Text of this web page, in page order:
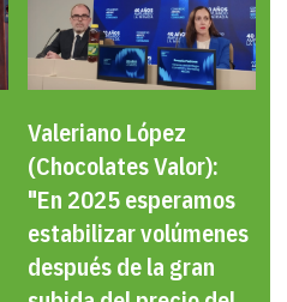
Valeriano López
(Chocolates Valor):
"En 2025 esperamos
estabilizar volúmenes
después de la gran